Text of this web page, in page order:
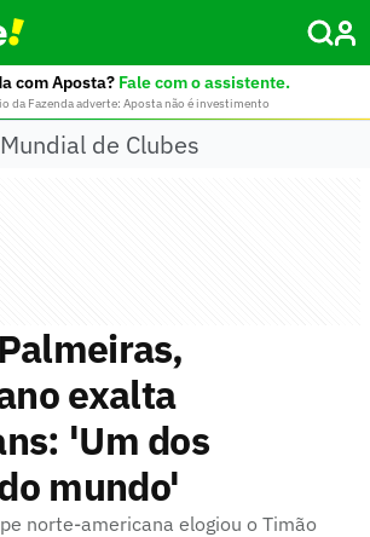
com Aposta? Fale com o assistente.
da Fazenda adverte: Aposta não é investimento
Mundial de Clubes
exalta
'Um dos
mundo'
norte-americana elogiou o Timão